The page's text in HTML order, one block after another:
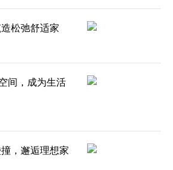
松弛舒适家
间，成为生活
，邂逅理想家